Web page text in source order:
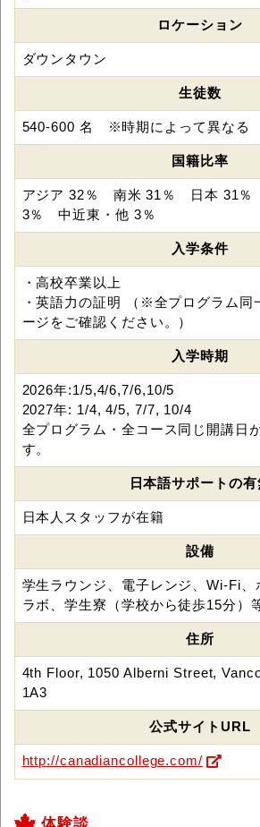
ロケーション
ダウンタウン
生徒数
540-600 名 ※時期によって異なる
国籍比率
アジア 32％ 南米 31％ 日本 31％
3％ 中近東・他 3％
入学条件
・高校卒業以上
・英語力の証明 （※全プログラム同
ージをご確認ください。）
入学時期
2026年:1/5,4/6,7/6,10/5
2027年: 1/4, 4/5, 7/7, 10/4
全プログラム・全コース同じ開講日
す。
日本語サポートの有
日本人スタッフが在籍
設備
学生ラウンジ、電子レンジ、Wi-Fi、
ラボ、学生寮（学校から徒歩15分）
住所
4th Floor, 1050 Alberni Street,
1A3
公式サイトURL
http://canadiancollege.com/